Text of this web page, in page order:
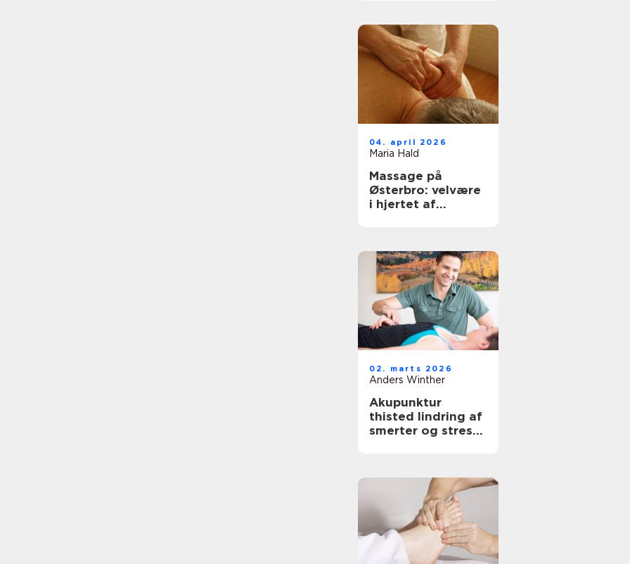
04. april 2026
Maria Hald
Massage på
Østerbro: velvære
i hjertet af
02. marts 2026
Anders Winther
Akupunktur
thisted lindring af
smerter og stress